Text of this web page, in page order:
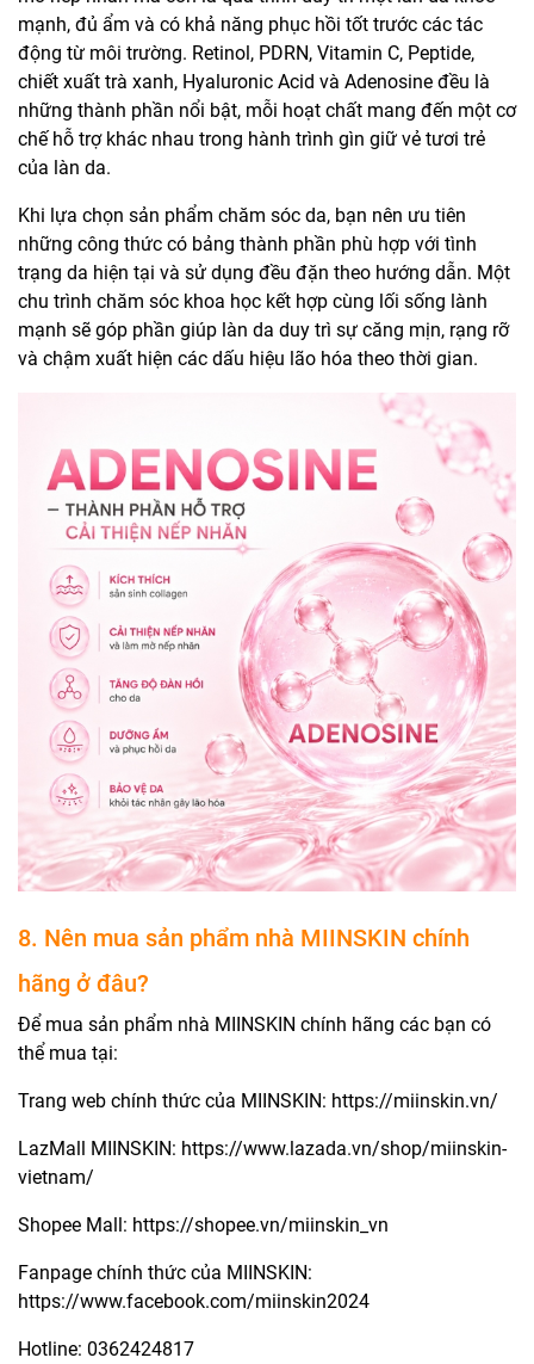
mạnh, đủ ẩm và có khả năng phục hồi tốt trước các tác
động từ môi trường. Retinol, PDRN, Vitamin C, Peptide,
chiết xuất trà xanh, Hyaluronic Acid và Adenosine đều là
những thành phần nổi bật, mỗi hoạt chất mang đến một cơ
chế hỗ trợ khác nhau trong hành trình gìn giữ vẻ tươi trẻ
của làn da.
Khi lựa chọn sản phẩm chăm sóc da, bạn nên ưu tiên
những công thức có bảng thành phần phù hợp với tình
trạng da hiện tại và sử dụng đều đặn theo hướng dẫn. Một
chu trình chăm sóc khoa học kết hợp cùng lối sống lành
mạnh sẽ góp phần giúp làn da duy trì sự căng mịn, rạng rỡ
và chậm xuất hiện các dấu hiệu lão hóa theo thời gian.
8. Nên mua sản phẩm nhà MIINSKIN chính
hãng ở đâu?
Để mua sản phẩm nhà MIINSKIN chính hãng các bạn có
thể mua tại:
Trang web chính thức của MIINSKIN: https://miinskin.vn/
LazMall MIINSKIN: https://www.lazada.vn/shop/miinskin-
vietnam/
Shopee Mall: https://shopee.vn/miinskin_vn
Fanpage chính thức của MIINSKIN:
https://www.facebook.com/miinskin2024
Hotline: 0362424817